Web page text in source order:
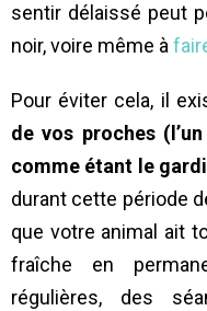
sentir délaissé peut
noir, voire même à
Pour éviter cela, il
de vos proches
comme étant le
durant cette période
que votre animal ait
fraîche en
régulières, des